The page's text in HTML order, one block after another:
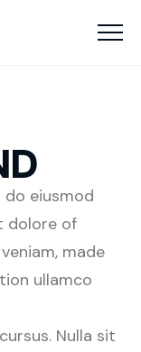
eiusmod
dolore of
made
ullamco
Nulla sit